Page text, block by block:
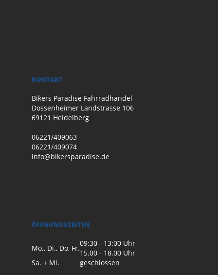
KONTAKT
Bikers Paradise Fahrradhandel
Dossenheimer Landstrasse 106
69121 Heidelberg
06221/409063
06221/409074
info@bikersparadise.de
ÖFFNUNGSZEITEN
Mo., Di., Do, Fr.
09:30 - 13:00 Uhr
15.00 - 18.00 Uhr
Sa. + Mi.
geschlossen